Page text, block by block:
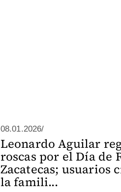
08.01.2026/
Leonardo Aguilar
roscas por el Día de
Zacatecas; usuarios
la famili...